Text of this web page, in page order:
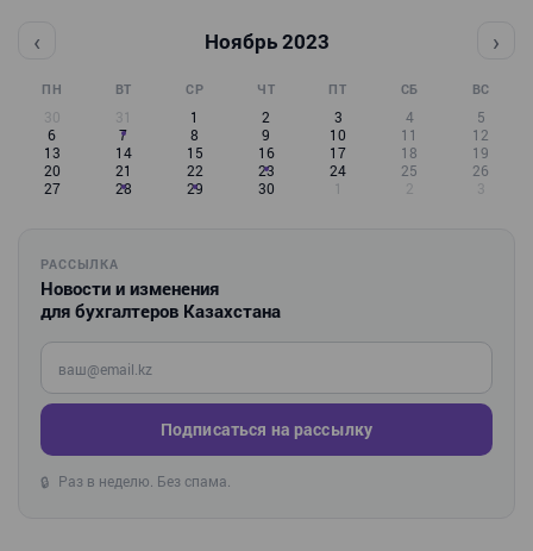
‹ Ноябрь 2023 ›
ПН ВТ СР ЧТ ПТ СБ ВС
30 31 1 2 3 4
5
6
7 8 9 10 11
12
13
14 15 16 17 18
19
20
21 22 23 24 25
26
27
28 29 30 1 2 3
РАССЫЛКА
Новости и изменения
для бухгалтеров Казахстана
Введите ваш e-mail
Подписаться на рассылку
🔒 Раз в неделю. Без спама.